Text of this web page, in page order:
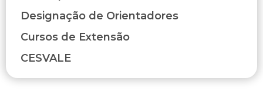
Designação de Orientadores
Cursos de Extensão
CESVALE